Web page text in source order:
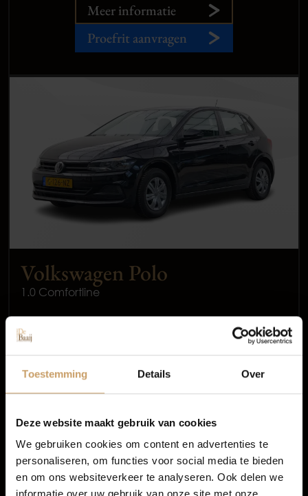
Toestemming Details Over
Deze website maakt gebruik van cookies
We gebruiken cookies om content en advertenties te
personaliseren, om functies voor social media te bieden
en om ons websiteverkeer te analyseren. Ook delen we
Meer informatie
Proefrit aanvragen
Volkswagen Polo
1.0 Comfortline
Benzine
Handgeschakeld
€ 10.450Incl. BTW
All-in prijs
Occasions
Autolease
Financiering
Autoverzekeringen